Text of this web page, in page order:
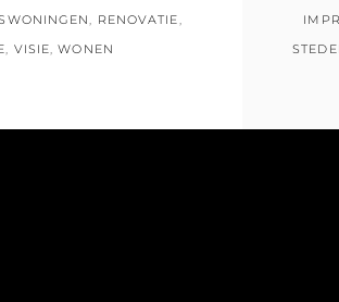
, RENOVATIE,
, VISIE,WONEN